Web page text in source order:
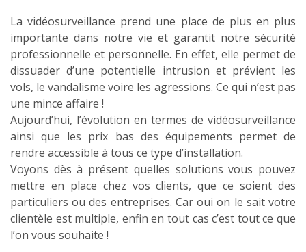
La vidéosurveillance prend une place de plus en plus
importante dans notre vie et garantit notre sécurité
professionnelle et personnelle. En effet, elle permet de
dissuader d’une potentielle intrusion et prévient les
vols, le vandalisme voire les agressions. Ce qui n’est pas
une mince affaire !
Aujourd’hui, l’évolution en termes de vidéosurveillance
ainsi que les prix bas des équipements permet de
rendre accessible à tous ce type d’installation.
Voyons dès à présent quelles solutions vous pouvez
mettre en place chez vos clients, que ce soient des
particuliers ou des entreprises. Car oui on le sait votre
clientèle est multiple, enfin en tout cas c’est tout ce que
l’on vous souhaite !